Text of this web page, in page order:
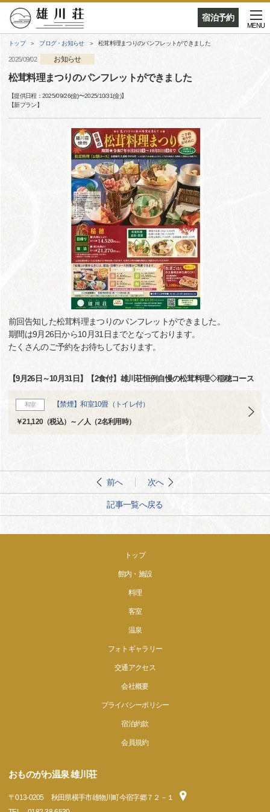
宿泊予約
MENU
トップ ブログ・お知らせ 松茸料理まつりのパンフレットができました
2025/09/02 お知らせ
松茸料理まつりのパンフレットができました
【提供日程： 2025/09/26(金)〜2025/10/31(金)】
【新プラン】
前回告知した松茸料理まつりのパンフレットができました。
期間は9月26日から10月31日までとなっております。
たくさんのご予約をお待ちしております。
【9月26日～10月31日】【2食付】雄川荘恒例自慢の松茸料理◇稲穂コース
和室 【禁煙】和室10畳（トイレ付）
￥21,120（税込）～／人（2名利用時）
前へ 次へ
記事一覧へ戻る
トップ
館内・施設
料理
客室
温泉
フォトギャラリー
交通アクセス
会社概要
プライバシーポリシー
宿泊約款
会員規約
おものがわ温泉 雄川荘
〒013-0205
秋田県横手市雄物川町今宿字郷７２－１